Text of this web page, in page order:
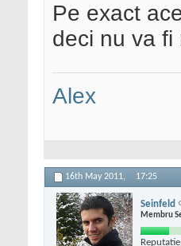
Pe exact
deci nu va fi
Alex
16th May 2011, 17:25
Seinfeld
Membru